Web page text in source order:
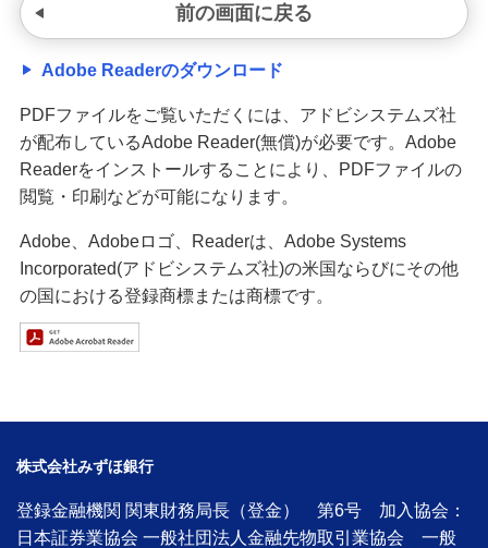
前の画面に戻る
Adobe Readerのダウンロード
PDFファイルをご覧いただくには、アドビシステムズ社
が配布しているAdobe Reader(無償)が必要です。Adobe
Readerをインストールすることにより、PDFファイルの
閲覧・印刷などが可能になります。
Adobe、Adobeロゴ、Readerは、Adobe Systems
Incorporated(アドビシステムズ社)の米国ならびにその他
の国における登録商標または商標です。
株式会社みずほ銀行
登録金融機関 関東財務局長（登金） 第6号 加入協会：
日本証券業協会 一般社団法人金融先物取引業協会 一般